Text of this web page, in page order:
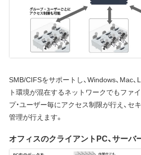
SMB/CIFSをサポートし、Windows、Mac
ト環境が混在するネットワークでもファ
プ・ユーザー毎にアクセス制限が行え、セ
管理が行えます。
オフィスのクライアントPC、サーバ